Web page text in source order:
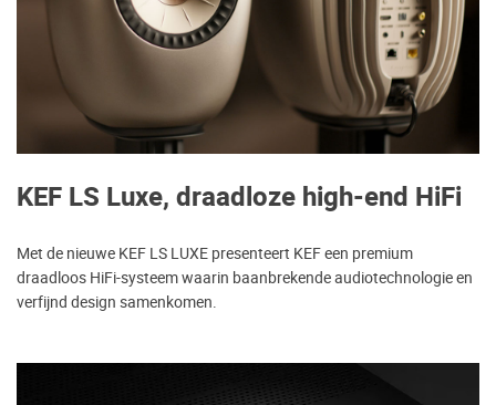
KEF LS Luxe, draadloze high-end HiFi
Met de nieuwe KEF LS LUXE presenteert KEF een premium
draadloos HiFi-systeem waarin baanbrekende audiotechnologie en
verfijnd design samenkomen.